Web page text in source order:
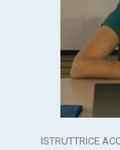
ISTRUTTRICE